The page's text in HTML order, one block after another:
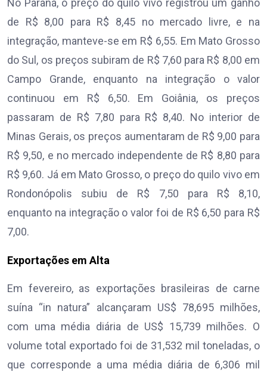
No Paraná, o preço do quilo vivo registrou um ganho
de R$ 8,00 para R$ 8,45 no mercado livre, e na
integração, manteve-se em R$ 6,55. Em Mato Grosso
do Sul, os preços subiram de R$ 7,60 para R$ 8,00 em
Campo Grande, enquanto na integração o valor
continuou em R$ 6,50. Em Goiânia, os preços
passaram de R$ 7,80 para R$ 8,40. No interior de
Minas Gerais, os preços aumentaram de R$ 9,00 para
R$ 9,50, e no mercado independente de R$ 8,80 para
R$ 9,60. Já em Mato Grosso, o preço do quilo vivo em
Rondonópolis subiu de R$ 7,50 para R$ 8,10,
enquanto na integração o valor foi de R$ 6,50 para R$
7,00.
Exportações em Alta
Em fevereiro, as exportações brasileiras de carne
suína “in natura” alcançaram US$ 78,695 milhões,
com uma média diária de US$ 15,739 milhões. O
volume total exportado foi de 31,532 mil toneladas, o
que corresponde a uma média diária de 6,306 mil